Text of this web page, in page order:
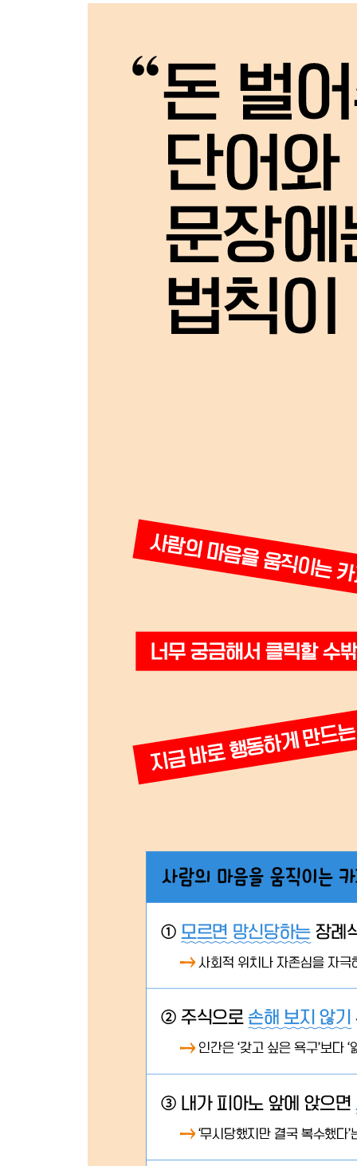
‘이 상품을 사는 사람은 도대체 어떤 사람일까?’를
간단함 강조하기 121
[칼럼] 카피라이터에는 세 종류가 있다 126
효율성에 초점 맞추기 127
기대감 높이기 132
비밀스런 분위기 만들기 138
배움의 요소 강조하기 144
[칼럼] 24시간, 365일 일하는 세일즈맨 148
Offer 조건을 제시하는 카피
당신이 파는 상품, 그것의 가치를 높여서 제안하라
제안 내용 전달하기 155
[칼럼] 위인들의 카피 (3) 로버트 콜리어 160
새로움 강조하기 161
[칼럼] 캐치카피와 헤드라인 카피 166
읽는 사람을 특정해서 말 걸기 197
[칼럼] 행동경제학과 카피라이팅의 관계 200
한정하기 201
[칼럼] 문장력만으로는 팔 수 없다?! 205
수준 나누기 212
여성의 마음 사로잡기 218
[칼럼] 타깃 고객별 카피를 따로 만들어라 221
행동하게 만드는 것이 카피의 진짜 목적이다 224
구체적인 행동을 촉구하기 230
[칼럼] 읽자마자 기억에 남는 헤드라인 쓰기 232
안심시키기 243
맺음말 ‘단어의 힘’을 알게 되면 새로운 인생이 펼